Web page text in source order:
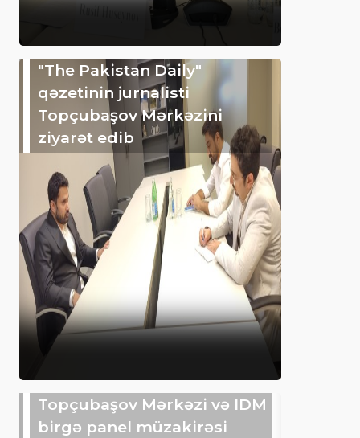
"The Pakistan Daily"
qəzetinin jurnalisti
Topçubaşov Mərkəzini
ziyarət edib
Topçubaşov Mərkəzi və IDM
birgə panel müzakirəsi